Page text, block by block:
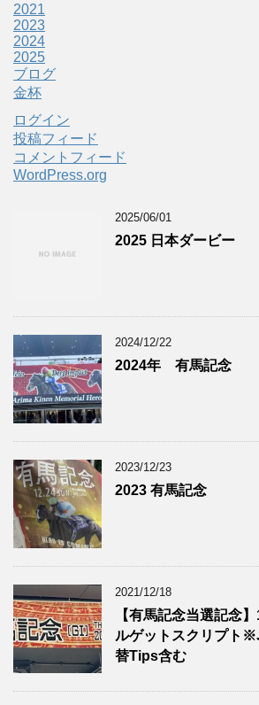
2021
2023
2024
2025
ブログ
金杯
ログイン
投稿フィード
コメントフィード
WordPress.org
2025/06/01
2025 日本ダービー
2024/12/22
2024年 有馬記念
2023/12/23
2023 有馬記念
2021/12/18
【有馬記念当選記念
ルゲットスクリプト
替Tips含む